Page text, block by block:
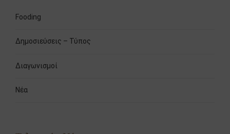
Fooding
Δημοσιεύσεις – Τύπος
Διαγωνισμοί
Νέα